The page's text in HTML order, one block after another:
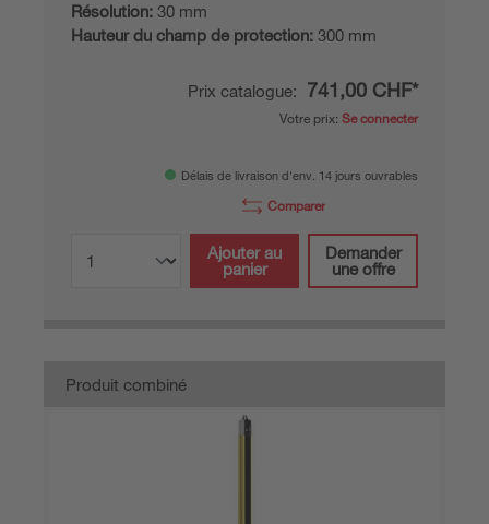
Résolution: 30 mm
Hauteur du champ de protection: 300 mm
Prix catalogue: 741,00 CHF*
Votre prix: Se connecter
Délais de livraison d'env. 14 jours ouvrables
Comparer
Ajouter au
panier
Demander
une offre
Produit combiné